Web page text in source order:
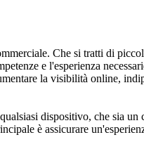
Che si tratti di
e l'esperienza
la visibilità online,
dispositivo, che sia un
è assicurare